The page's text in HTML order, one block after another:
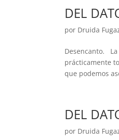
DEL
por Druida
Desencanto.
prácticamente
que podemos
DEL
por Druida